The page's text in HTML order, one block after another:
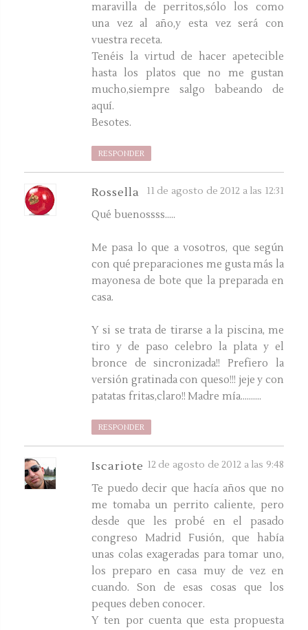
maravilla de perritos,sólo los como
una vez al año,y esta vez será con
vuestra receta.
Tenéis la virtud de hacer apetecible
hasta los platos que no me gustan
mucho,siempre salgo babeando de
aquí.
Besotes.
RESPONDER
Rossella 11 de agosto de 2012 a las 12:31
Qué buenossss.....
Me pasa lo que a vosotros, que según
con qué preparaciones me gusta más la
mayonesa de bote que la preparada en
casa.
Y si se trata de tirarse a la piscina, me
tiro y de paso celebro la plata y el
bronce de sincronizada!! Prefiero la
versión gratinada con queso!!! jeje y con
patatas fritas,claro!! Madre mía..........
RESPONDER
Iscariote 12 de agosto de 2012 a las 9:48
Te puedo decir que hacía años que no
me tomaba un perrito caliente, pero
desde que les probé en el pasado
congreso Madrid Fusión, que había
unas colas exageradas para tomar uno,
los preparo en casa muy de vez en
cuando. Son de esas cosas que los
peques deben conocer.
Y ten por cuenta que esta propuesta